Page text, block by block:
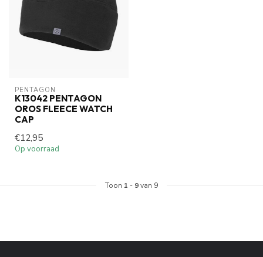
PENTAGON
K13042 PENTAGON
OROS FLEECE WATCH
CAP
€12,95
Op voorraad
Toon 1 - 9van 9